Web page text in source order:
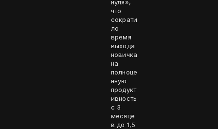
нуля»,
что
сократи
ло
время
выхода
новичка
на
полноце
нную
продукт
ивность
с 3
месяце
в до 1,5